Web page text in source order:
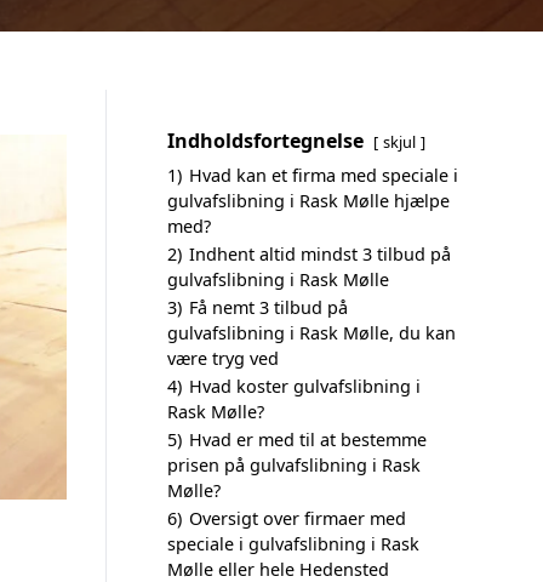
Indholdsfortegnelse skjul
1) Hvad kan et firma med speciale i
gulvafslibning i Rask Mølle hjælpe
med?
2) Indhent altid mindst 3 tilbud på
gulvafslibning i Rask Mølle
3) Få nemt 3 tilbud på
gulvafslibning i Rask Mølle, du kan
være tryg ved
4) Hvad koster gulvafslibning i
Rask Mølle?
5) Hvad er med til at bestemme
prisen på gulvafslibning i Rask
Mølle?
6) Oversigt over firmaer med
speciale i gulvafslibning i Rask
Mølle eller hele Hedensted